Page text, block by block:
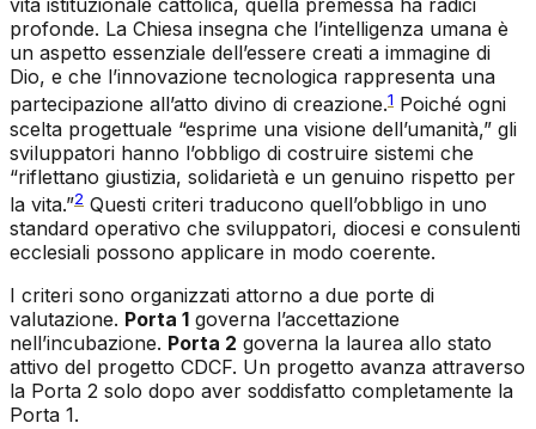
vita istituzionale cattolica, quella premessa ha radici
profonde. La Chiesa insegna che l’intelligenza umana è
un aspetto essenziale dell’essere creati a immagine di
Dio, e che l’innovazione tecnologica rappresenta una
partecipazione all’atto divino di creazione.1 Poiché ogni
scelta progettuale “esprime una visione dell’umanità,” gli
sviluppatori hanno l’obbligo di costruire sistemi che
“riflettano giustizia, solidarietà e un genuino rispetto per
la vita.”2 Questi criteri traducono quell’obbligo in uno
standard operativo che sviluppatori, diocesi e consulenti
ecclesiali possono applicare in modo coerente.
I criteri sono organizzati attorno a due porte di
valutazione. Porta 1 governa l’accettazione
nell’incubazione. Porta 2 governa la laurea allo stato
attivo del progetto CDCF. Un progetto avanza attraverso
la Porta 2 solo dopo aver soddisfatto completamente la
Porta 1.